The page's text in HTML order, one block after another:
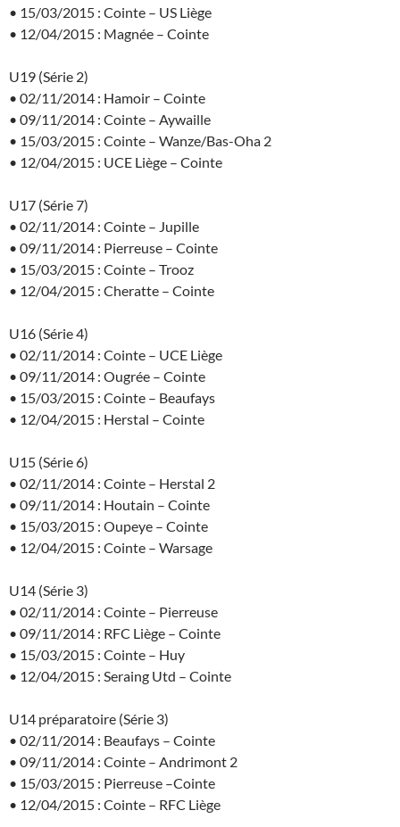
• 15/03/2015 : Cointe – US Liège
• 12/04/2015 : Magnée – Cointe
U19 (Série 2)
• 02/11/2014 : Hamoir – Cointe
• 09/11/2014 : Cointe – Aywaille
• 15/03/2015 : Cointe – Wanze/Bas-Oha 2
• 12/04/2015 : UCE Liège – Cointe
U17 (Série 7)
• 02/11/2014 : Cointe – Jupille
• 09/11/2014 : Pierreuse – Cointe
• 15/03/2015 : Cointe – Trooz
• 12/04/2015 : Cheratte – Cointe
U16 (Série 4)
• 02/11/2014 : Cointe – UCE Liège
• 09/11/2014 : Ougrée – Cointe
• 15/03/2015 : Cointe – Beaufays
• 12/04/2015 : Herstal – Cointe
U15 (Série 6)
• 02/11/2014 : Cointe – Herstal 2
• 09/11/2014 : Houtain – Cointe
• 15/03/2015 : Oupeye – Cointe
• 12/04/2015 : Cointe – Warsage
U14 (Série 3)
• 02/11/2014 : Cointe – Pierreuse
• 09/11/2014 : RFC Liège – Cointe
• 15/03/2015 : Cointe – Huy
• 12/04/2015 : Seraing Utd – Cointe
U14 préparatoire (Série 3)
• 02/11/2014 : Beaufays – Cointe
• 09/11/2014 : Cointe – Andrimont 2
• 15/03/2015 : Pierreuse –Cointe
• 12/04/2015 : Cointe – RFC Liège